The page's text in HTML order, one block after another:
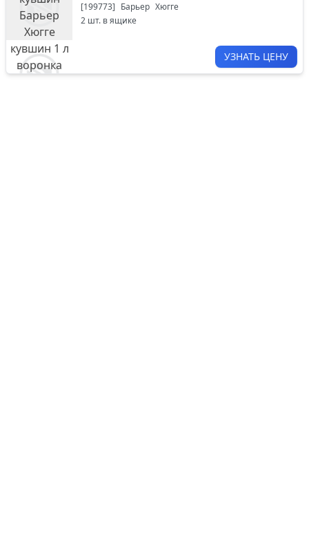
[199773] Барьер Хюгге
2 шт. в ящике
УЗНАТЬ ЦЕНУ